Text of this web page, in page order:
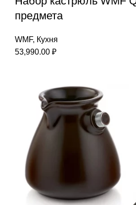
предмета
WMF, Кухня
53,990.00 ₽